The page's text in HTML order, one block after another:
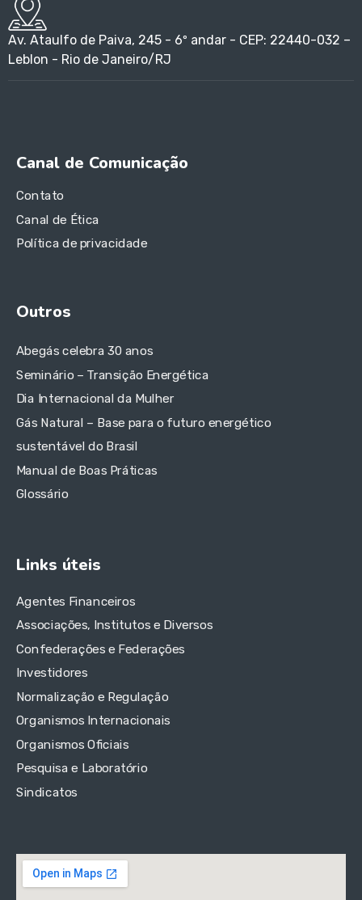
Av. Ataulfo de Paiva, 245 - 6º andar - CEP: 22440-032 –
Leblon - Rio de Janeiro/RJ
Canal de Comunicação
Contato
Canal de Ética
Política de privacidade
Outros
Abegás celebra 30 anos
Seminário – Transição Energética
Dia Internacional da Mulher
Gás Natural – Base para o futuro energético
sustentável do Brasil
Manual de Boas Práticas
Glossário
Links úteis
Agentes Financeiros
Associações, Institutos e Diversos
Confederações e Federações
Investidores
Normalização e Regulação
Organismos Internacionais
Organismos Oficiais
Pesquisa e Laboratório
Sindicatos